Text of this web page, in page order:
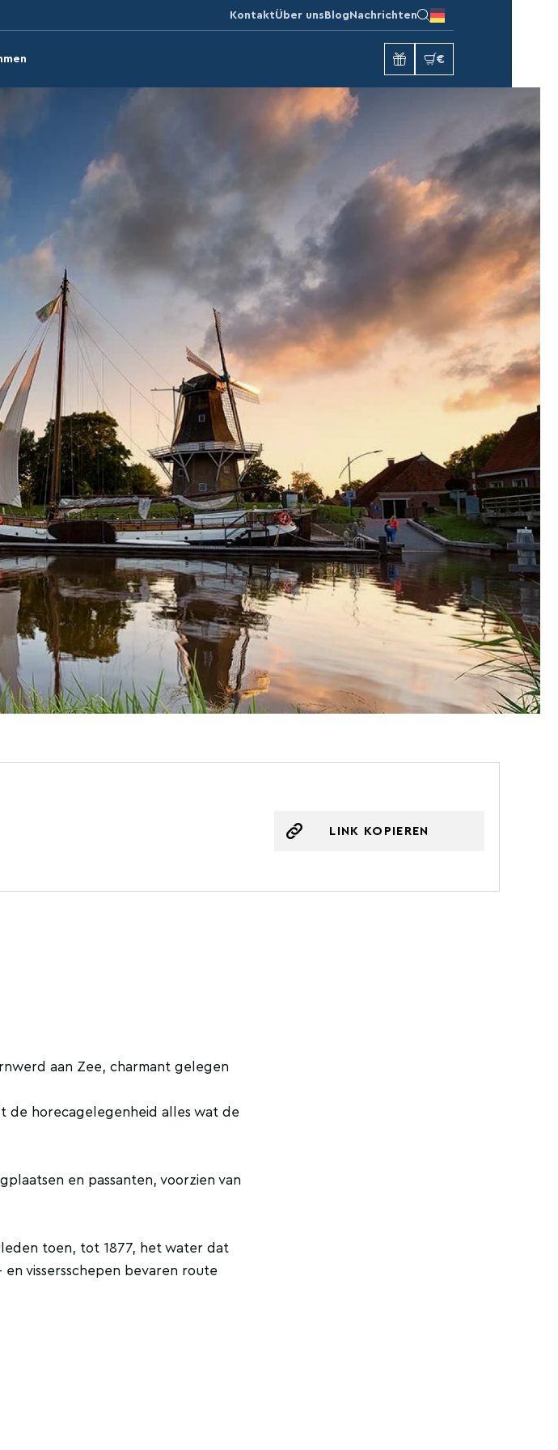
KontaktÜber uns Blog Nachrichten
€
LINK KOPIEREN
aan Zee, charmant gelegen
de horecagelegenheid alles wat de
en passanten, voorzien van
toen, tot 1877, het water dat
vissersschepen bevaren route